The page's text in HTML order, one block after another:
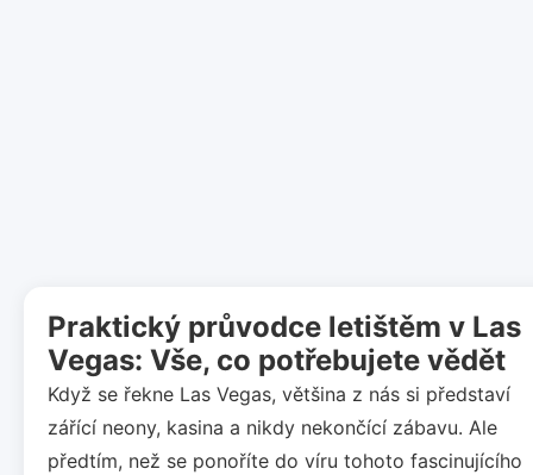
Praktický průvodce letištěm v Las
Vegas: Vše, co potřebujete vědět
Když se řekne Las Vegas, většina z nás si představí
zářící neony, kasina a nikdy nekončící zábavu. Ale
předtím, než se ponoříte do víru tohoto fascinujícího